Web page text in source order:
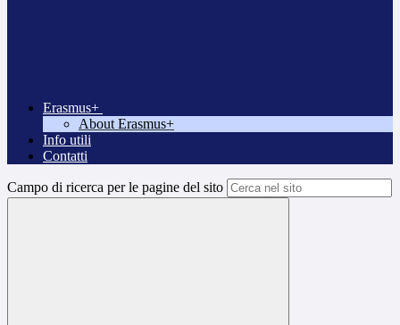
Erasmus+
About Erasmus+
Info utili
Contatti
Campo di ricerca per le pagine del sito